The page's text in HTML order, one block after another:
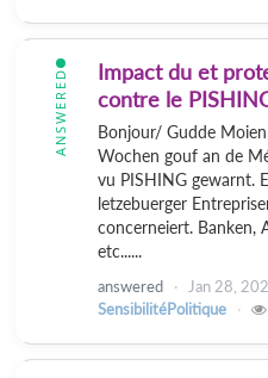
ANSWERED
Impact du et
contre le
Bonjour/ Gudde
Wochen gouf an de
vu PISHING gewarnt.
letzebuerger
concerneiert. Banken,
etc......
answered Jan 28,
SensibilitéPolitique